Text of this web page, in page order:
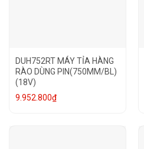
DUH752RT MÁY TỈA HÀNG
RÀO DÙNG PIN(750MM/BL)
(18V)
9.952.800₫